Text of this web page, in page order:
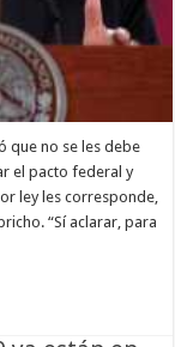
que no se les debe
el pacto federal y
ley les corresponde,
“Sí aclarar, para